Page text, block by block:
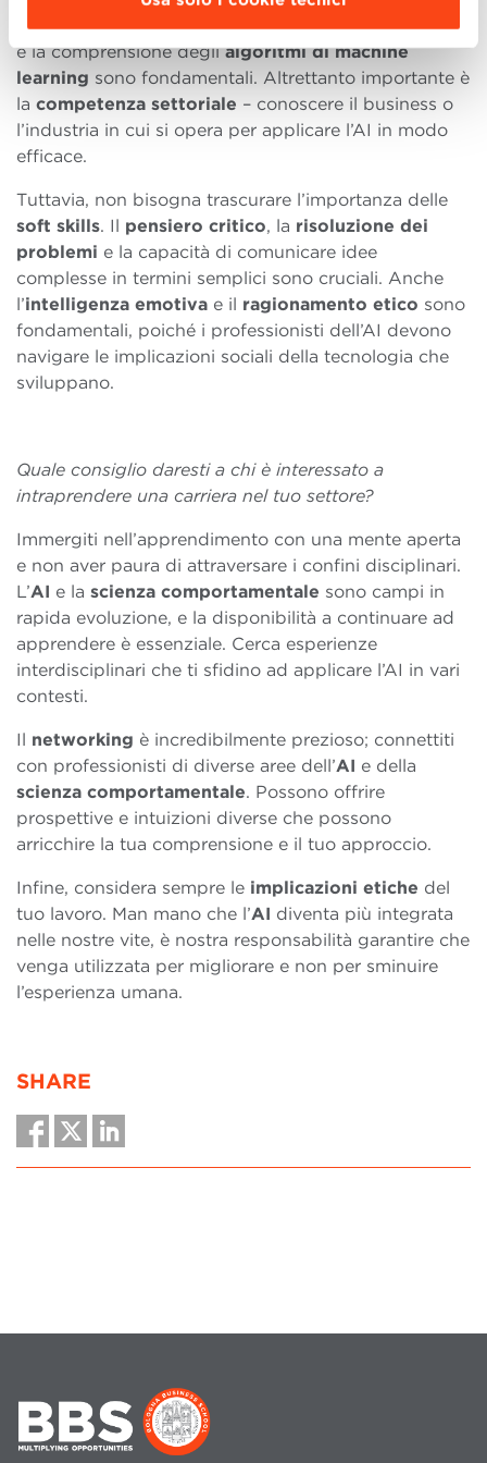
come le basi della programmazione, l’analisi dei dati
e la comprensione deglialgoritmi di machine
learning sono fondamentali. Altrettanto importante è
la competenza settoriale – conoscere il business o
l’industria in cui si opera per applicare l’AI in modo
efficace.
Tuttavia, non bisogna trascurare l’importanza delle
soft skills. Il pensiero critico, la risoluzione dei
problemi e la capacità di comunicare idee
complesse in termini semplici sono cruciali. Anche
l’intelligenza emotiva e il ragionamento etico sono
fondamentali, poiché i professionisti dell’AI devono
navigare le implicazioni sociali della tecnologia che
sviluppano.
Quale consiglio daresti a chi è interessato a
intraprendere una carriera nel tuo settore?
Immergiti nell’apprendimento con una mente aperta
e non aver paura di attraversare i confini disciplinari.
L’AI e la scienza comportamentale sono campi in
rapida evoluzione, e la disponibilità a continuare ad
apprendere è essenziale. Cerca esperienze
interdisciplinari che ti sfidino ad applicare l’AI in vari
contesti.
Il networking è incredibilmente prezioso; connettiti
con professionisti di diverse aree dell’AI e della
scienza comportamentale. Possono offrire
prospettive e intuizioni diverse che possono
arricchire la tua comprensione e il tuo approccio.
Infine, considera sempre le implicazioni etiche del
tuo lavoro. Man mano che l’AI diventa più integrata
nelle nostre vite, è nostra responsabilità garantire che
venga utilizzata per migliorare e non per sminuire
l’esperienza umana.
SHARE